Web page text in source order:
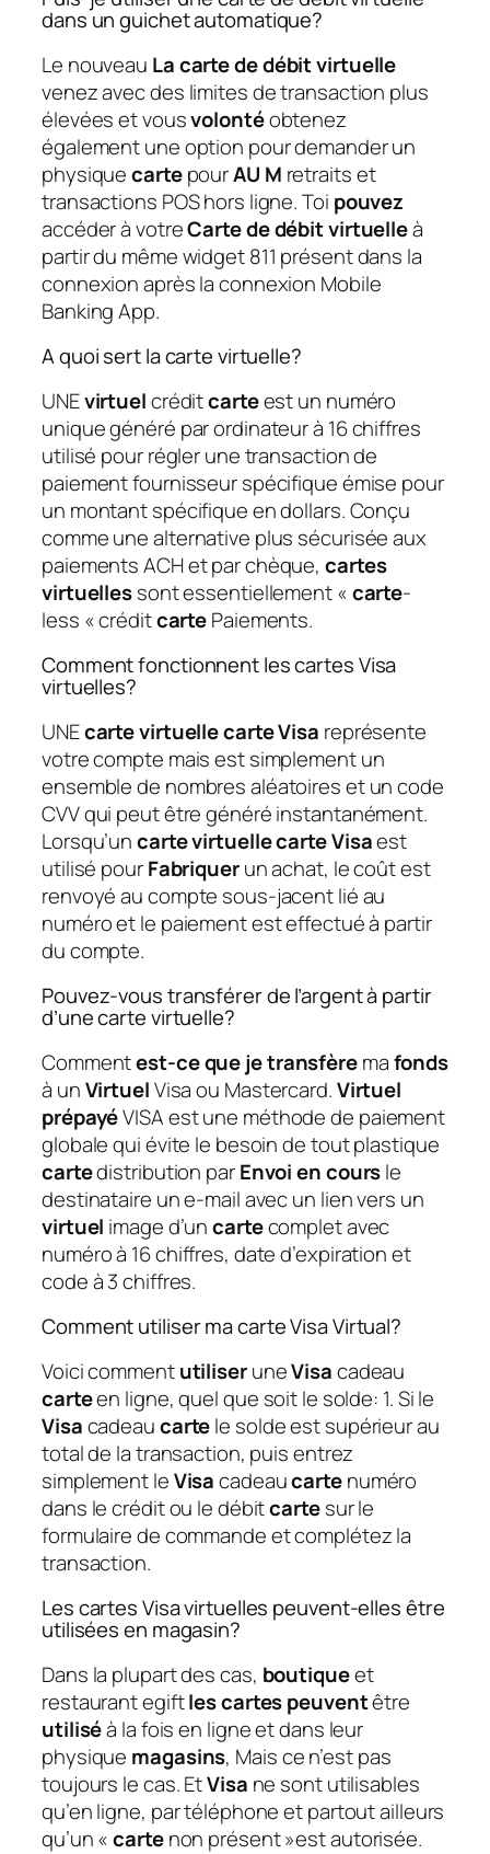
dans un guichet automatique?
Le nouveau La carte de débit virtuelle
venez avec des limites de transaction plus
élevées et vousvolontéobtenez
également une option pour demander un
physiquecartepourAU M retraits et
transactions POS hors ligne. Toi pouvez
accéder à votreCarte de débit virtuelleà
partir du même widget 811 présent dans la
connexion après la connexion Mobile
Banking App.
A quoi sert la carte virtuelle?
UNEvirtuelcréditcarteest un numéro
unique généré par ordinateur à 16 chiffres
utilisé pour régler une transaction de
paiement fournisseur spécifique émise pour
un montant spécifique en dollars. Conçu
comme une alternative plus sécurisée aux
paiements ACH et par chèque,cartes
virtuellessont essentiellement «carte-
less « créditcartePaiements.
Comment fonctionnent les cartes Visa
virtuelles?
UNEcarte virtuelle carte Visa représente
votre compte mais est simplement un
ensemble de nombres aléatoires et un code
CVV qui peut être généré instantanément.
Lorsqu’uncarte virtuelle carte Visaest
utilisé pourFabriquerun achat, le coût est
renvoyé au compte sous-jacent lié au
numéro et le paiement est effectué à partir
du compte.
Pouvez-vous transférer de l’argent à partir
d’une carte virtuelle?
Commentest-ce que je transfèremafonds
à unVirtuelVisa ou Mastercard.Virtuel
prépayéVISA est une méthode de paiement
globale qui évite le besoin de tout plastique
cartedistribution parEnvoi en coursle
destinataire un e-mail avec un lien vers un
virtuel image d’uncartecomplet avec
numéro à 16 chiffres, date d’expiration et
code à 3 chiffres.
Comment utiliser ma carte Visa Virtual?
Voici commentutiliseruneVisacadeau
carteen ligne, quel que soit le solde: 1. Si le
Visacadeaucartele solde est supérieur au
total de la transaction, puis entrez
simplement leVisacadeaucartenuméro
dans le crédit ou le débitcartesur le
formulaire de commande et complétez la
transaction.
Les cartes Visa virtuelles peuvent-elles être
utilisées en magasin?
Dans la plupart des cas, boutiqueet
restaurant egiftles cartes peuventêtre
utiliséà la fois en ligne et dans leur
physique magasins, Mais ce n’est pas
toujours le cas. EtVisa ne sont utilisables
qu’en ligne, par téléphone et partout ailleurs
qu’un «cartenon présent »est autorisée.